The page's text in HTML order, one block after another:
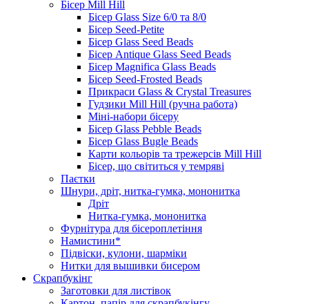
Бісер Mill Hill
Бісер Glass Size 6/0 та 8/0
Бісер Seed-Petite
Бісер Glass Seed Beads
Бісер Antique Glass Seed Beads
Бісер Magnifica Glass Beads
Бісер Seed-Frosted Beads
Прикраси Glass & Crystal Treasures
Гудзики Mill Hill (ручна работа)
Міні-набори бісеру
Бісер Glass Pebble Beads
Бісер Glass Bugle Beads
Карти кольорів та трежерсів Mill Hill
Бісер, що світиться у темряві
Паєтки
Шнури, дріт, нитка-гумка, мононитка
Дріт
Нитка-гумка, мононитка
Фурнітура для бісероплетіння
Намистини*
Підвіски, кулони, шарміки
Нитки для вышивки бисером
Скрапбукінг
Заготовки для листівок